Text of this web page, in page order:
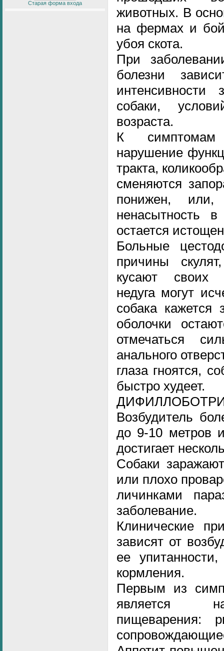
Старая форма входа
животных. В
на фермах и
убоя скота.
При
болезни
интенсивности
собаки,
возраста.
К симптомам
нарушение
тракта,
сменяются
понижен, или,
ненасытность
остается
Больные
причины
кусают своих
недуга могут
собака кажется
оболочки
отмечаться
анального
глаза гноятся,
быстро худеет.
Возбудитель
до 9-10 метров
достигает
Собаки
или плохо
личинками
заболевание.
Клинические
зависят от
ее
кормления.
Первым из
является
пищеварения: